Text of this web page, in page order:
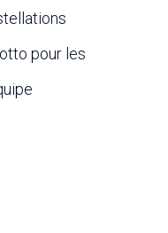
pour les